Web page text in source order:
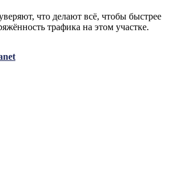
что делают всё, чтобы быстрее
трафика на этом участке.